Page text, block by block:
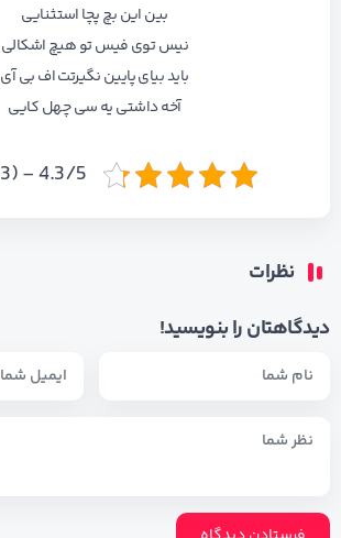
بین این بچ پچا استثنایی
نیس توی فیس تو هیچ اشکالی
باید بیای پایین نگیرتت اف بی آی
آخه داشتی یه سی چهل کایی
4.3/5 - (3 امتیاز)
نظرات
دیدگاهتان را بنویسید!